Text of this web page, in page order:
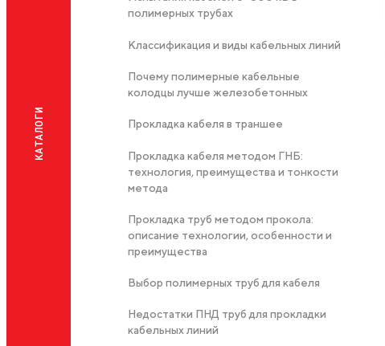
КАТАЛОГИ
полимерных трубах
Классификация и виды кабельных линий
Почему полимерные кабельные
колодцы лучше железобетонных
Прокладка кабеля в траншее
Прокладка кабеля методом ГНБ:
технология, преимущества и тонкости
метода
Прокладка труб методом прокола:
описание технологии, особенности и
преимущества
Выбор полимерных труб для кабеля
Недостатки ПНД труб для прокладки
кабельных линий